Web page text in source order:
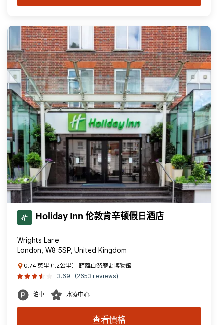
Holiday Inn 伦敦肯辛顿假日酒店
Wrights Lane
London, W8 5SP, United Kingdom
0.74 英里 (1.2公里） 距離自然歷史博物館
3.69
(2653 reviews)
泊車 水療中心
查看價格